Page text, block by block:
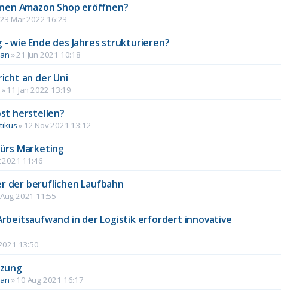
Amazon Shop eröffnen?
23 Mär 2022 16:23
- wie Ende des Jahres strukturieren?
»21 Jun 2021 10:18
an der Uni
» 11 Jan 2022 13:19
herstellen?
» 12 Nov 2021 13:12
Marketing
2021 11:46
der beruflichen Laufbahn
2021 11:55
in der Logistik erfordert innovative
13:50
» 10 Aug 2021 16:17